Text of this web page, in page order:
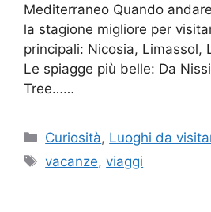
Mediterraneo Quando
la stagione migliore per
principali: Nicosia, Limassol,
Le spiagge più belle: Da
Tree……
Categorie
Curiosità, Luoghi da
Tag
vacanze,viaggi